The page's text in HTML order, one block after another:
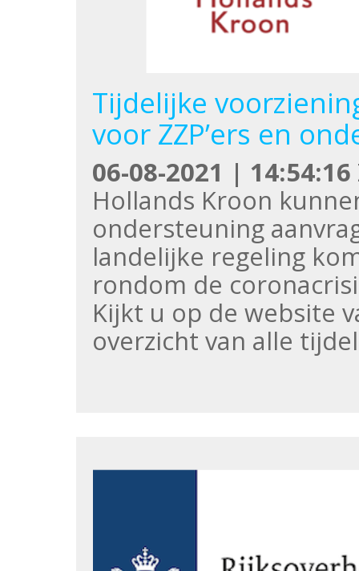
Tijdelijke
voor ZZP’ers en
06-08-2021 | 14:54:16
Hollands Kroon
ondersteuning
landelijke regeling
rondom de
Kijkt u op de website
overzicht van alle